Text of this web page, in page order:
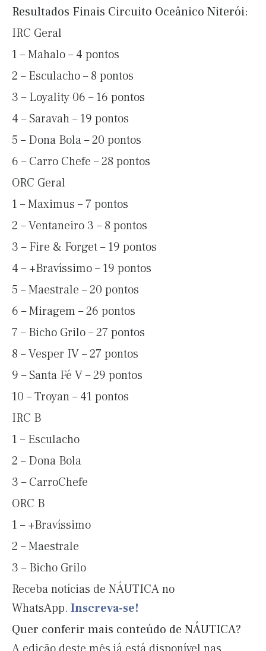
Resultados Finais Circuito Oceânico Niterói:
IRC Geral
1 – Mahalo – 4 pontos
2 – Esculacho – 8 pontos
3 – Loyality 06 – 16 pontos
4 – Saravah – 19 pontos
5 – Dona Bola – 20 pontos
6 – Carro Chefe – 28 pontos
ORC Geral
1 – Maximus – 7 pontos
2 – Ventaneiro 3 – 8 pontos
3 – Fire & Forget – 19 pontos
4 – +Bravíssimo – 19 pontos
5 – Maestrale – 20 pontos
6 – Miragem – 26 pontos
7 – Bicho Grilo – 27 pontos
8 – Vesper IV – 27 pontos
9 – Santa Fé V – 29 pontos
10 – Troyan – 41 pontos
IRC B
1 – Esculacho
2 – Dona Bola
3 – CarroChefe
ORC B
1 – +Bravíssimo
2 – Maestrale
3 – Bicho Grilo
Receba notícias de NÁUTICA no
WhatsApp. Inscreva-se!
Quer conferir mais conteúdo de NÁUTICA?